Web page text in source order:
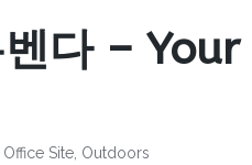
다 –
Office Site Outdoors